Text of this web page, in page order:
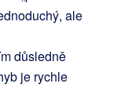
ale
důsledně
je rychle